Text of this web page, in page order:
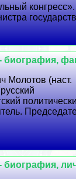
биография,
Молотов (наст.
биография,